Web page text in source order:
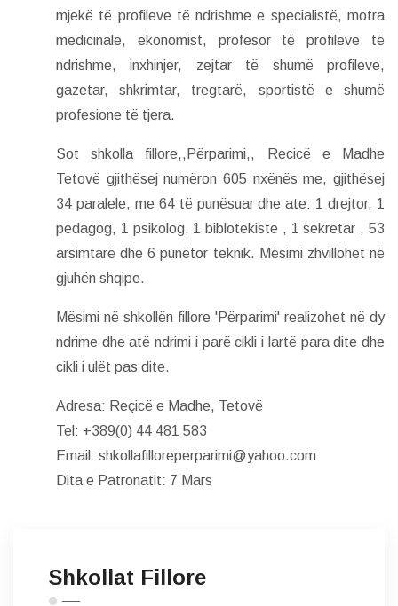
mjekë të profileve të ndrishme e specialistë, motra
medicinale, ekonomist, profesor të profileve të
ndrishme, inxhinjer, zejtar të shumë profileve,
gazetar, shkrimtar, tregtarë, sportistë e shumë
profesione të tjera.
Sot shkolla fillore,,Përparimi,, Recicë e Madhe
Tetovë gjithësej numëron 605 nxënës me, gjithësej
34 paralele, me 64 të punësuar dhe ate: 1 drejtor, 1
pedagog, 1 psikolog, 1 biblotekiste , 1 sekretar , 53
arsimtarë dhe 6 punëtor teknik. Mësimi zhvillohet në
gjuhën shqipe.
Mësimi në shkollën fillore 'Përparimi' realizohet në dy
ndrime dhe atë ndrimi i parë cikli i lartë para dite dhe
cikli i ulët pas dite.
Adresa: Reçicë e Madhe, Tetovë
Tel: +389(0) 44 481 583
Email: shkollafilloreperparimi@yahoo.com
Dita e Patronatit: 7 Mars
Shkollat Fillore